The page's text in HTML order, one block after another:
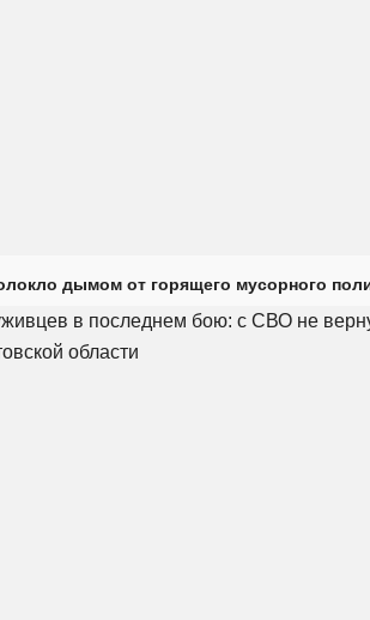
дымом от горящего мусорного